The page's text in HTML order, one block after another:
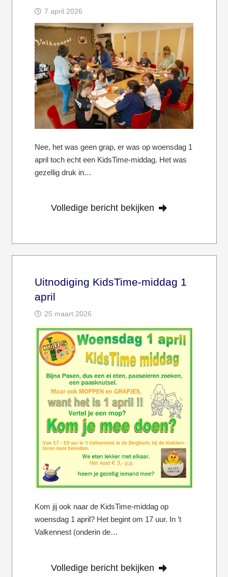
7 april 2026
Nee, het was geen grap, er was op woensdag 1
april toch echt een KidsTime-middag. Het was
gezellig druk in…
Volledige bericht bekijken
Uitnodiging KidsTime-middag 1
april
25 maart 2026
Kom jij ook naar de KidsTime-middag op
woensdag 1 april? Het begint om 17 uur. In ’t
Valkennest (onderin de…
Volledige bericht bekijken